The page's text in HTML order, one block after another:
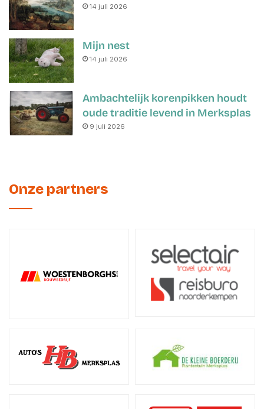
14 juli 2026
Mijn nest
14 juli 2026
Ambachtelijk korenpikken houdt
oude traditie levend in Merksplas
9 juli 2026
Onze partners